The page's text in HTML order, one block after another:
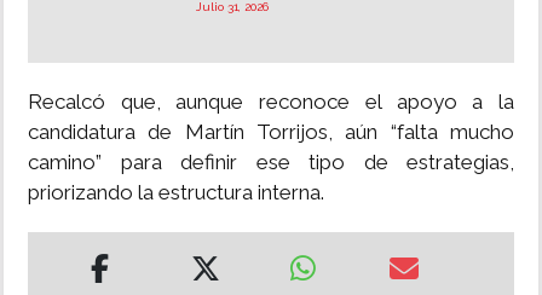
Julio 31, 2026
Recalcó que, aunque reconoce el apoyo a la
candidatura de Martín Torrijos, aún “falta mucho
camino” para definir ese tipo de estrategias,
priorizando la estructura interna.